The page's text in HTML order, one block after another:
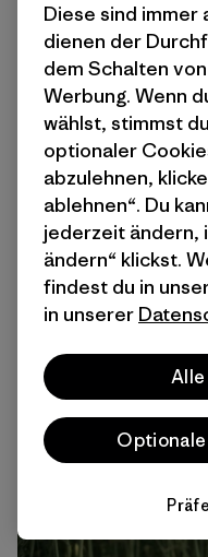
A
Designer
Sean Doherty
5 Min.
Lesezeit
Diese sind immer
dienen der
dem Schalten
Werbung. Wenn
wählst, stimmst
optionaler
abzulehnen,
ablehnen“. Du
jederzeit ändern,
ändern“ klickst.
findest du in
in unserer